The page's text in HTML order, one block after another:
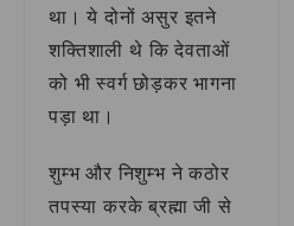
था। ये दोनों असुर इतने
शक्तिशाली थे कि देवताओं
को भी स्वर्ग छोड़कर भागना
पड़ा था।
शुम्भ और निशुम्भ ने कठोर
तपस्या करके ब्रह्मा जी से